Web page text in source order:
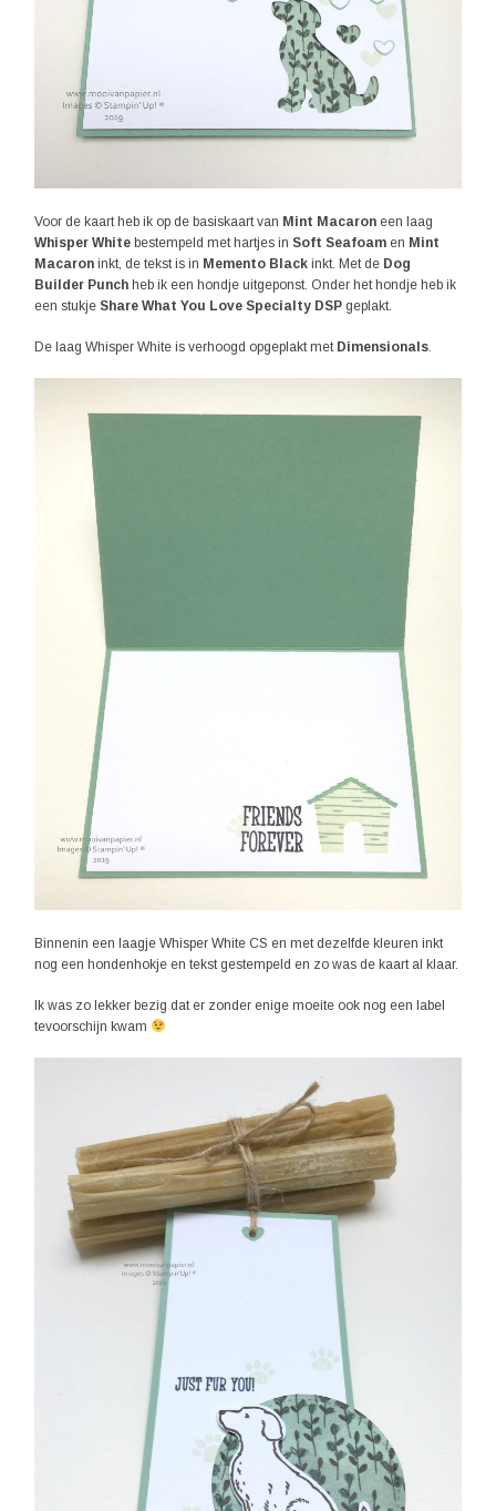
Voor de kaart heb ik op de basiskaart van Mint Macaron een laag
Whisper White bestempeld met hartjes in Soft Seafoam en Mint
Macaron inkt, de tekst is in Memento Black inkt. Met de Dog
Builder Punch heb ik een hondje uitgeponst. Onder het hondje heb ik
een stukje Share What You Love Specialty DSP geplakt.
De laag Whisper White is verhoogd opgeplakt met Dimensionals
Binnenin een laagje Whisper White CS en met dezelfde kleuren inkt
nog een hondenhokje en tekst gestempeld en zo was de kaart al klaar.
Ik was zo lekker bezig dat er zonder enige moeite ook nog een label
tevoorschijn kwam